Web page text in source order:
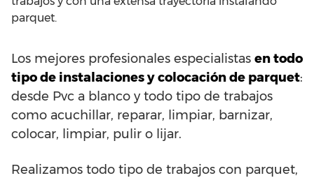
parquet.
Los mejores profesionales especialistas en todo
tipo de instalaciones y colocación de parquet:
desde Pvc a blanco y todo tipo de trabajos
como acuchillar, reparar, limpiar, barnizar,
colocar, limpiar, pulir o lijar.
Realizamos todo tipo de trabajos con parquet,